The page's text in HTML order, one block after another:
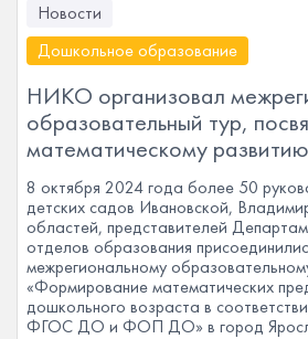
Новости
Дошкольное образование
НИКО организовал
образовательный тур,
математическому
8 октября 2024 года более 50
детских садов Ивановской,
областей, представителей
отделов образования
межрегиональному
«Формирование математических
дошкольного возраста в
ФГОС ДО и ФОП ДО» в город